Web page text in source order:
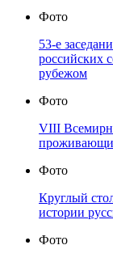
Фото
53-е
российских
рубежом
Фото
VIII
Фото
Круглый
истории
Фото